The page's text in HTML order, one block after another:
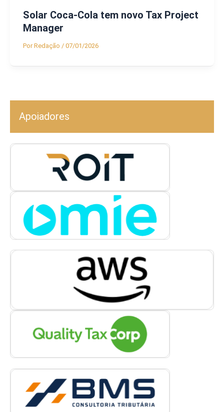
Solar Coca-Cola tem novo Tax Project
Manager
PorRedação / 07/01/2026
Apoiadores